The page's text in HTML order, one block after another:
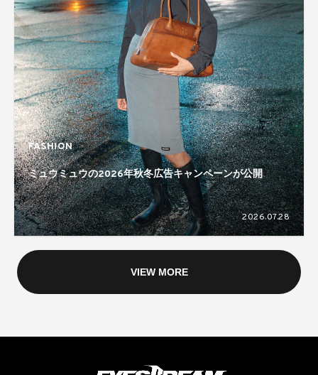
FASHION
ミュウミュウの2026年秋冬広告キャンペーンが公開
2026.07.28
VIEW MORE